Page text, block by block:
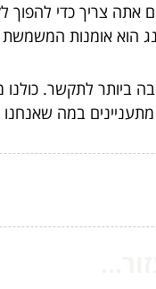
צריך כדי להפוך
הוא אומנות
ביותר לתקשר.
במה